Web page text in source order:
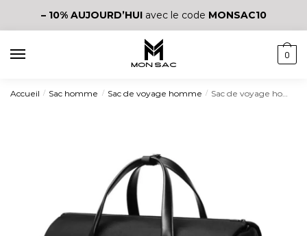
– 10% AUJOURD’HUIavec le code MONSAC10
0
Accueil / Sac homme / Sac de voyage homme / Sac de voyage homme imperméable